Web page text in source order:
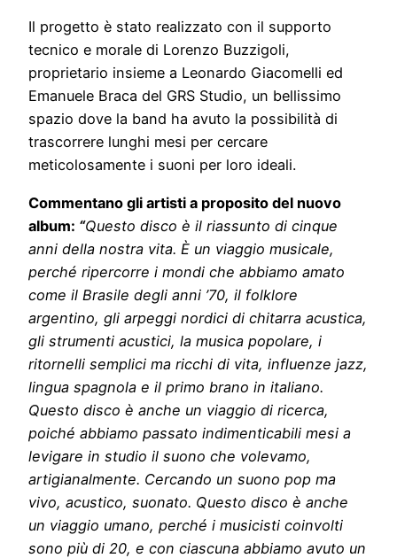
Il progetto è stato realizzato con il supporto
tecnico e morale di Lorenzo Buzzigoli,
proprietario insieme a Leonardo Giacomelli ed
Emanuele Braca del GRS Studio, un bellissimo
spazio dove la band ha avuto la possibilità di
trascorrere lunghi mesi per cercare
meticolosamente i suoni per loro ideali.
Commentano gli artisti a proposito del nuovo
album: “Questo disco è il riassunto di cinque
anni della nostra vita. È un viaggio musicale,
perché ripercorre i mondi che abbiamo amato
come il Brasile degli anni ’70, il folklore
argentino, gli arpeggi nordici di chitarra acustica,
gli strumenti acustici, la musica popolare, i
ritornelli semplici ma ricchi di vita, influenze jazz,
lingua spagnola e il primo brano in italiano.
Questo disco è anche un viaggio di ricerca,
poiché abbiamo passato indimenticabili mesi a
levigare in studio il suono che volevamo,
artigianalmente. Cercando un suono pop ma
vivo, acustico, suonato. Questo disco è anche
un viaggio umano, perché i musicisti coinvolti
sono più di 20, e con ciascuna abbiamo avuto un